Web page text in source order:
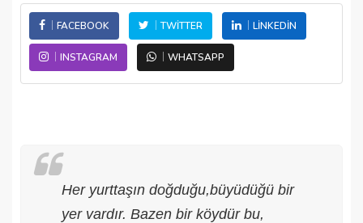
FACEBOOK TWITTER LINKEDIN
INSTAGRAM WHATSAPP
Her yurttaşın doğduğu,büyüdüğü bir
yer vardır. Bazen bir köydür bu,